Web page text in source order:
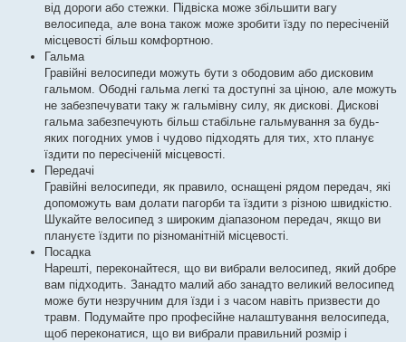
від дороги або стежки. Підвіска може збільшити вагу
велосипеда, але вона також може зробити їзду по пересіченій
місцевості більш комфортною.
Гальма
Гравійні велосипеди можуть бути з ободовим або дисковим
гальмом. Ободні гальма легкі та доступні за ціною, але можуть
не забезпечувати таку ж гальмівну силу, як дискові. Дискові
гальма забезпечують більш стабільне гальмування за будь-
яких погодних умов і чудово підходять для тих, хто планує
їздити по пересіченій місцевості.
Передачі
Гравійні велосипеди, як правило, оснащені рядом передач, які
допоможуть вам долати пагорби та їздити з різною швидкістю.
Шукайте велосипед з широким діапазоном передач, якщо ви
плануєте їздити по різноманітній місцевості.
Посадка
Нарешті, переконайтеся, що ви вибрали велосипед, який добре
вам підходить. Занадто малий або занадто великий велосипед
може бути незручним для їзди і з часом навіть призвести до
травм. Подумайте про професійне налаштування велосипеда,
щоб переконатися, що ви вибрали правильний розмір і